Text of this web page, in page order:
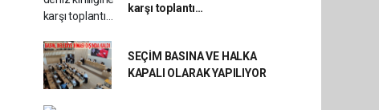
karşı toplantı…
SEÇİM BASINA VE HALKA
KAPALI OLARAK YAPILIYOR